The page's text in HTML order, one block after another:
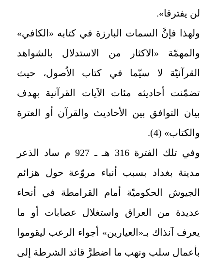
لن يفترقا».
ولهذا فإنَّ السمات البارزة في كتابه «الكافي»
والمهمّة «الاكثار من الاستدلال بالشواهد
القرآنيّة لا سيّما في كتاب الاُصول، حيث
تضمّنت أحاديثه مئات الآيات القرآنية بهدف
بيان التوافق بين الأحاديث والقرآن أو العترة
والكتاب» (4).
وفي تلك الفترة 316 هـ ـ 927 م ساد الذعر
مدينة بغداد بسبب أنباء مروّعة حول هزائم
الجيوش الحكوميّة أمام القرامطة في أنحاء
عديدة من العراق واستغلال عصابات أو ما
يعرف آنذاك بـ«العيارين» أجواء الرعب ليقوموا
بأعمال سلب ونهب ما اضطرَّ قائد الشرطة إلى